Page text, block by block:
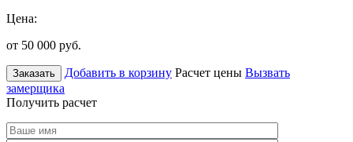
Цена:
от 50 000 руб.
Заказать Добавить в корзину Расчет цены Вызвать
замерщика
Получить расчет